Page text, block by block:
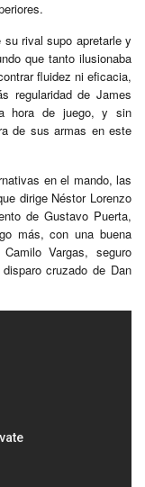
rival supo apretarle y
que tanto ilusionaba
fluidez ni eficacia,
regularidad de James
hora de juego, y sin
de sus armas en este
en el mando, las
dirige Néstor Lorenzo
de Gustavo Puerta,
más, con una buena
Vargas, seguro
cruzado de Dan